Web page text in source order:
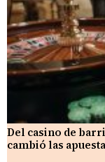
Del casino de
cambió las